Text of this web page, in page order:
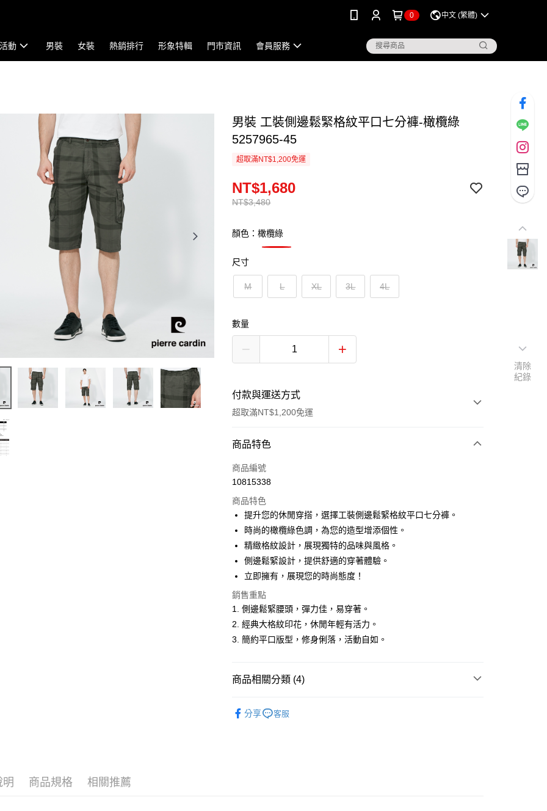
0 中文 (繁體)
動 男裝 女裝 熱銷排行 形象特輯 門市資訊 會員服務
男裝 工裝側邊鬆緊格紋平口七分褲-橄欖綠
5257965-45
超取滿NT$1,200免運
NT$3,480
NT$1,680
顏色：橄欖綠
尺寸
M L XL 3L 4L
數量
付款與運送方式
超取滿NT$1,200免運
付款方式
信用卡一次付款
LINE Pay
Apple Pay
悠遊付
Google Pay
ATM付款
運送方式
每筆NT$60，滿NT$1,200(含以上)免運費
每筆NT$60，滿NT$1,200(含以上)免運費
商品特色
商品編號
10815338
商品特色
提升您的休閒穿搭，選擇工裝側邊鬆緊格紋平口七分褲。
時尚的橄欖綠色調，為您的造型增添個性。
精緻格紋設計，展現獨特的品味與風格。
側邊鬆緊設計，提供舒適的穿著體驗。
立即擁有，展現您的時尚態度！
銷售重點
1. 側邊鬆緊腰頭，彈力佳，易穿著。
2. 經典大格紋印花，休閒年輕有活力。
3. 簡約平口版型，修身俐落，活動自如。
商品相關分類 (4)
分享 客服
明 商品規格 相關推薦
清除
紀錄